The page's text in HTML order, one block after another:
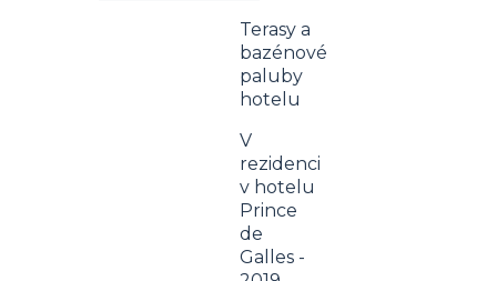
Terasy a
bazénové
paluby
hotelu
V
rezidenci
v hotelu
Prince
de
Galles -